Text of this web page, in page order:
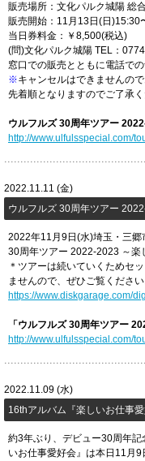
販売場所：文化パルク城陽 総
販売開始：11月13日(日)15:30
当日券料金：￥8,500(税込)
(問)文化パルク城陽 TEL：
窓口での販売とともに電話で
※キャンセルはできませんの
先着順となりますのでご了承く
ウルフルズ 30周年ツアー
http://www.ulfulsspecial.com/
2022.11.11 (金)
ウルフルズ 30周年ツアー
2022年11月9日(水)埼玉・三
30周年ツアー 2022-2023 ～楽
＊ツアーは続いていくためセ
ませんので、ぜひご覧ください
https://www.diskgarage.com/
「ウルフルズ 30周年ツアー
http://www.ulfulsspecial.com/
2022.11.09 (水)
16thアルバム『楽しいお仕事
約3年ぶり、デビュー30周年
いお仕事愛好会』は本日11月9